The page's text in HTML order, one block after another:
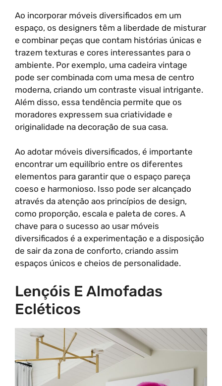
Ao incorporar móveis diversificados em um
espaço, os designers têm a liberdade de misturar
e combinar peças que contam histórias únicas e
trazem texturas e cores interessantes para o
ambiente. Por exemplo, uma cadeira vintage
pode ser combinada com uma mesa de centro
moderna, criando um contraste visual intrigante.
Além disso, essa tendência permite que os
moradores expressem sua criatividade e
originalidade na decoração de sua casa.
Ao adotar móveis diversificados, é importante
encontrar um equilíbrio entre os diferentes
elementos para garantir que o espaço pareça
coeso e harmonioso. Isso pode ser alcançado
através da atenção aos princípios de design,
como proporção, escala e paleta de cores. A
chave para o sucesso ao usar móveis
diversificados é a experimentação e a disposição
de sair da zona de conforto, criando assim
espaços únicos e cheios de personalidade.
Lençóis E Almofadas
Ecléticos